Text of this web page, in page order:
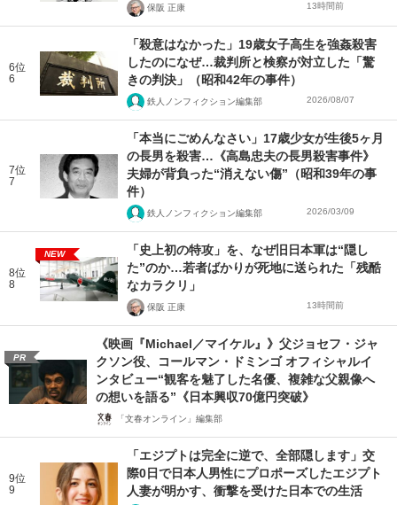
保阪 正康 13時間前
6位
6
「殺意はなかった」19歳女子高生を強姦殺害
したのになぜ…裁判所と検察が対立した「驚
きの判決」（昭和42年の事件）
鉄人ノンフィクション編集部 2026/08/07
7位
7
「本当にごめんなさい」17歳少女が生後5ヶ月
の長男を殺害…《高島忠夫の長男殺害事件》
夫婦が背負った“消えない傷”（昭和39年の事
件）
鉄人ノンフィクション編集部 2026/03/09
8位
8
NEW
「史上初の特攻」を、なぜ旧日本軍は“隠し
た”のか…若者ばかりが死地に送られた「残酷
なカラクリ」
保阪 正康 13時間前
PR
《映画『Michael／マイケル』》父ジョセフ・ジャ
クソン役、コールマン・ドミンゴ オフィシャルイ
ンタビュー“観客を魅了した名優、複雑な父親像へ
の想いを語る”《日本興収70億円突破》
「文春オンライン」編集部
9位
9
「エジプトは完全に逆で、全部隠します」交
際0日で日本人男性にプロポーズしたエジプト
人妻が明かす、衝撃を受けた日本での生活